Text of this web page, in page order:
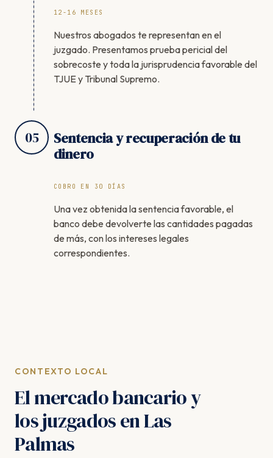
12-16 MESES
Nuestros abogados te representan en el
juzgado. Presentamos prueba pericial del
sobrecoste y toda la jurisprudencia favorable del
TJUE y Tribunal Supremo.
05
Sentencia y recuperación de tu
dinero
COBRO EN 30 DÍAS
Una vez obtenida la sentencia favorable, el
banco debe devolverte las cantidades pagadas
de más, con los intereses legales
correspondientes.
CONTEXTO LOCAL
El mercado bancario y
los juzgados en Las
Palmas